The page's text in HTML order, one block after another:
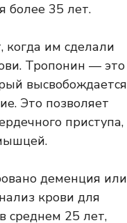
более 35 лет.
когда им сделали
Тропонин — это
высвобождается
Это позволяет
приступа,
деменция или
крови для
среднем 25 лет,